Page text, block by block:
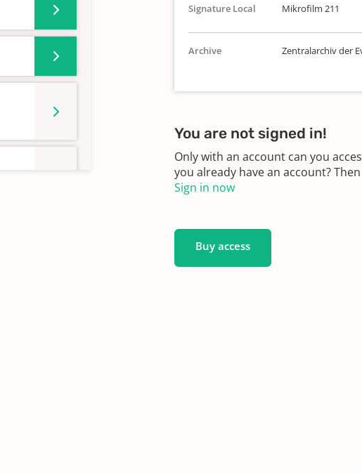
Signature Local Mikrofilm 211
Archive Zentralarchiv der
You are not signed in!
Only with an account can you
you already have an account?
Sign in now
Buy access